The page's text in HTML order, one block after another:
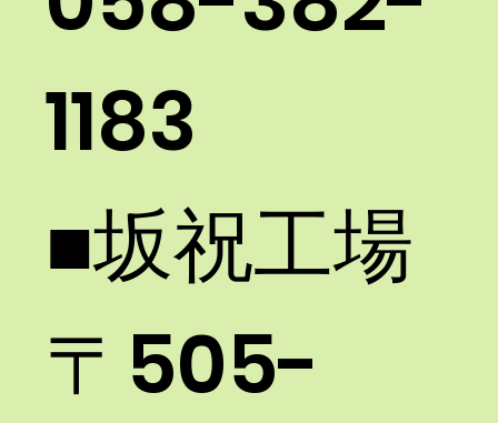
■坂祝工場 ​
〒505-
1183​